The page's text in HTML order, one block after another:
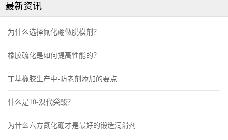
最新资讯
为什么选择氮化硼做脱模剂？
橡胶硫化是如何提高性能的？
丁基橡胶生产中-防老剂添加的要点
什么是10-溴代癸酸？
为什么六方氮化硼才是最好的锻造润滑剂